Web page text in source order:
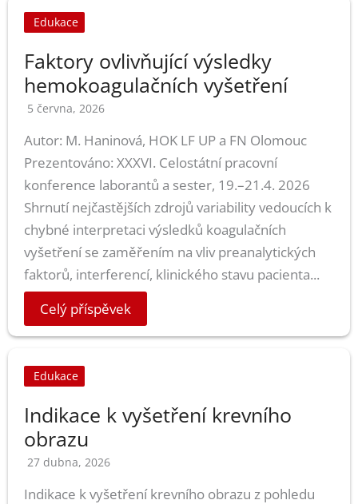
Edukace
Faktory ovlivňující výsledky
hemokoagulačních vyšetření
5 června, 2026
Autor: M. Haninová, HOK LF UP a FN Olomouc
Prezentováno: XXXVI. Celostátní pracovní
konference laborantů a sester, 19.–21.4. 2026
Shrnutí nejčastějších zdrojů variability vedoucích k
chybné interpretaci výsledků koagulačních
vyšetření se zaměřením na vliv preanalytických
faktorů, interferencí, klinického stavu pacienta...
Celý příspěvek
Edukace
Indikace k vyšetření krevního
obrazu
27 dubna, 2026
Indikace k vyšetření krevního obrazu z pohledu